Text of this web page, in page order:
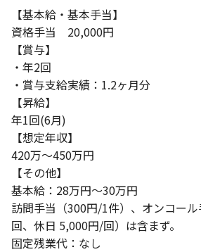
【基本給・基本手当】
資格手当 20,000円
【賞与】
・年2回
・賞与支給実績：1.2ヶ月分
【昇給】
年1回(6月)
【想定年収】
420万～450万円
【その他】
基本給：28万円～30万円
訪問手当（300円/1件）、オンコー
回、休日 5,000円/回）は含まず。
固定残業代：なし